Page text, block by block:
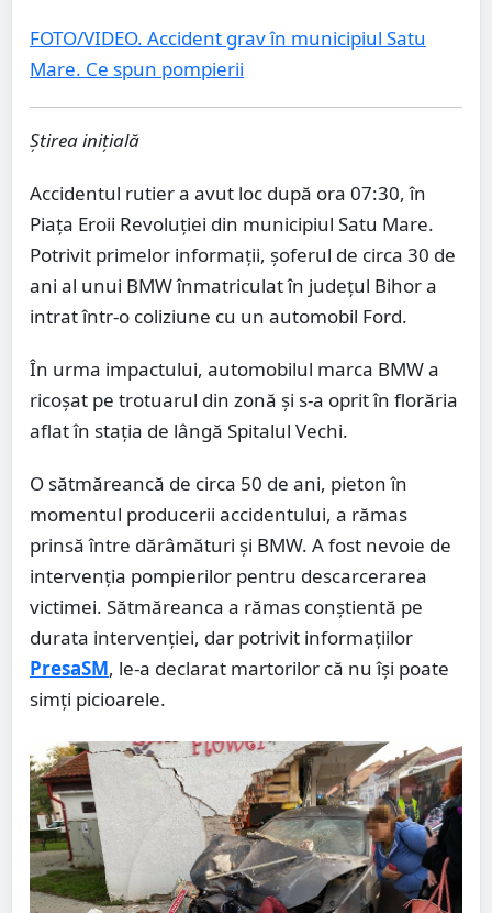
FOTO/VIDEO. Accident grav în municipiul Satu
Mare. Ce spun pompierii
Știrea inițială
Accidentul rutier a avut loc după ora 07:30, în
Piața Eroii Revoluției din municipiul Satu Mare.
Potrivit primelor informații, șoferul de circa 30 de
ani al unui BMW înmatriculat în județul Bihor a
intrat într-o coliziune cu un automobil Ford.
În urma impactului, automobilul marca BMW a
ricoșat pe trotuarul din zonă și s-a oprit în florăria
aflat în stația de lângă Spitalul Vechi.
O sătmăreancă de circa 50 de ani, pieton în
momentul producerii accidentului, a rămas
prinsă între dărâmături și BMW. A fost nevoie de
intervenția pompierilor pentru descarcerarea
victimei. Sătmăreanca a rămas conștientă pe
durata intervenției, dar potrivit informațiilor
PresaSM, le-a declarat martorilor că nu își poate
simți picioarele.